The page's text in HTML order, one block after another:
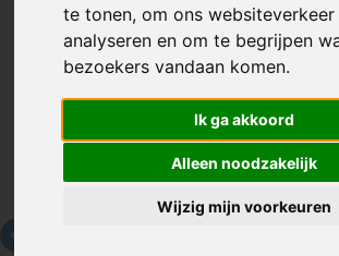
te tonen, om ons
analyseren en om te begrijpen
bezoekers vandaan komen.
Ik ga akkoord
Alleen noodzakelijk
Wijzig mijn voorkeuren